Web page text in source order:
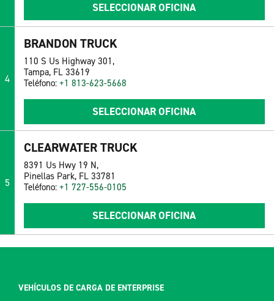
SELECCIONAR OFICINA
4
BRANDON TRUCK
110 S Us Highway 301,
Tampa, FL 33619
Teléfono: +1 813-623-5668
SELECCIONAR OFICINA
5
CLEARWATER TRUCK
8391 Us Hwy 19 N,
Pinellas Park, FL 33781
Teléfono: +1 727-556-0105
SELECCIONAR OFICINA
VEHÍCULOS DE CARGA DE ENTERPRISE